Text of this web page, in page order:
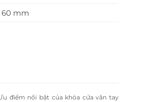
mm
điểm nổi bật của khóa cửa vân tay